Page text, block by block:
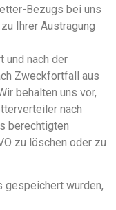
Bezugs bei uns
Ihrer Austragung
und nach der
Zweckfortfall aus
behalten uns vor,
nach
berechtigten
zu löschen oder zu
gespeichert wurden,